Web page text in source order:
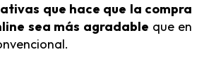
que hace que la compra
sea más agradable que en